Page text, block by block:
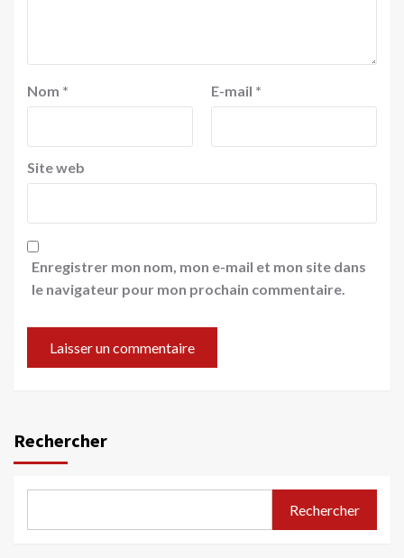
Nom * E-mail *
Site web
Enregistrer mon nom, mon e-mail et mon site dans
le navigateur pour mon prochain commentaire.
Rechercher
Rechercher